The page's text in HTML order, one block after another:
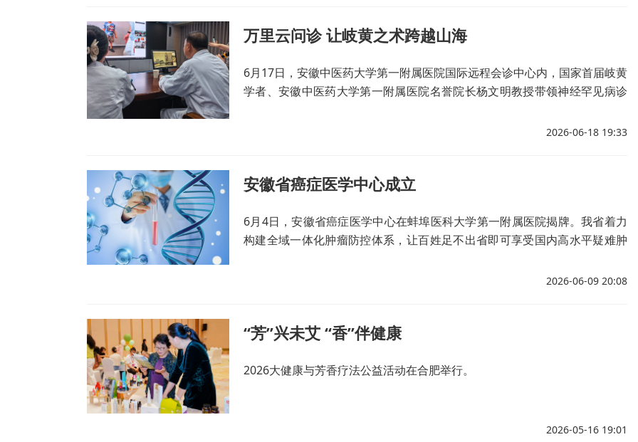
万里云问诊 让岐黄之术跨越山海
6月17日，安徽中医药大学第一附属医院国际远程会诊中心内，国家首届岐黄
学者、安徽中医药大学第一附属医院名誉院长杨文明教授带领神经罕见病诊
诊，提供专业评估与个性化治疗方案，让传统中医药服务漂洋过海惠及海外
2026-06-18 19:33
安徽省癌症医学中心成立
6月4日，安徽省癌症医学中心在蚌埠医科大学第一附属医院揭牌。我省着力
构建全域一体化肿瘤防控体系，让百姓足不出省即可享受国内高水平疑难肿
2026-06-09 20:08
“芳”兴未艾 “香”伴健康
2026大健康与芳香疗法公益活动在合肥举行。
2026-05-16 19:01